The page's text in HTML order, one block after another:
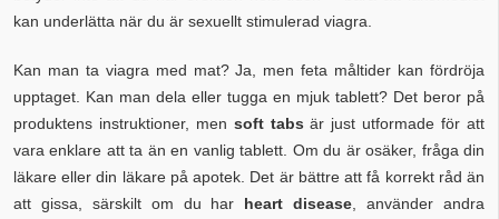
kan underlätta när du är sexuellt stimulerad viagra.
Kan man ta viagra med mat? Ja, men feta måltider kan fördröja
upptaget. Kan man dela eller tugga en mjuk tablett? Det beror på
produktens instruktioner, men soft tabs är just utformade för att
vara enklare att ta än en vanlig tablett. Om du är osäker, fråga din
läkare eller din läkare på apotek. Det är bättre att få korrekt råd än
att gissa, särskilt om du har heart disease , använder andra